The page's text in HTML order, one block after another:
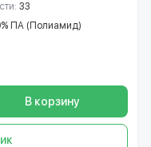
33
ПА (Полиамид)
В корзину